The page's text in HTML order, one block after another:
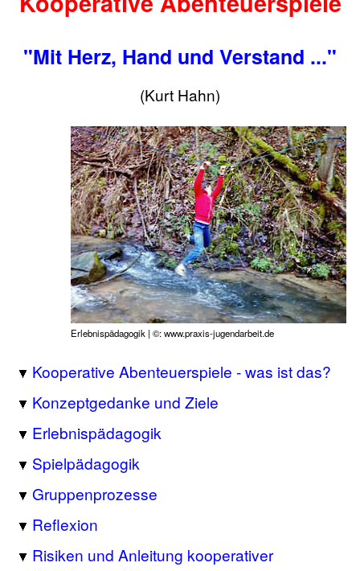
"Mit Herz, Hand und Verstand ..."
(Kurt Hahn)
Erlebnispädagogik | ©: www.praxis-jugendarbeit.de
Kooperative Abenteuerspiele - was ist das?
Konzeptgedanke und Ziele
Erlebnispädagogik
Spielpädagogik
Gruppenprozesse
Reflexion
Risiken und Anleitung kooperativer